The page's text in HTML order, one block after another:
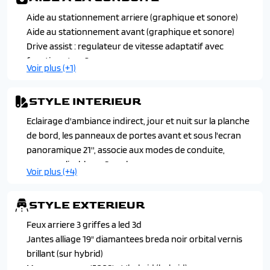
Liseuses arriere i-dome tactiles a led
Miroirs de courtoisie conducteur et passager occultables
eclaires a led
Pare-brise teinte feuillete acoustique
Peugeot i-toggles virtuels avec 10 raccourcis
Plancher de coffre modulable 2 positions
Retroviseurs exterieurs degivrants a reglage et
rabattement electriques avec eclairage de seuil
Siege conducteur a reglage lombaire manuel
Siege conducteur et passager chauffant avec reglage en
Volant chauffant
Aide au stationnement arriere (graphique et sonore)
Aide au stationnement avant (graphique et sonore)
Drive assist : regulateur de vitesse adaptatif avec
fonction stop & go
Visiopark 1 : camera de recul hd 180°
Voir plus (+1)
STYLE INTERIEUR
Eclairage d'ambiance indirect, jour et nuit sur la planche
de bord, les panneaux de portes avant et sous l'ecran
panoramique 21'', associe aux modes de conduite,
personnalisable en 8 couleurs
Habitacle et ciel de pavillon noir
Peugeot i-cockpit panoramique avec ecran incurve et
flottant 21'' hd
Seuil de portes avant inox avec lettrage 'peugeot'
Surtapis avant et arriere avec surpiqures iced clay et
logo 'gt'
Voir plus (+4)
STYLE EXTERIEUR
Feux arriere 3 griffes a led 3d
Jantes alliage 19" diamantees breda noir orbital vernis
brillant (sur hybrid)